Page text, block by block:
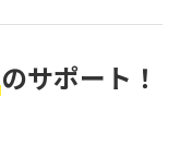
のサポート！